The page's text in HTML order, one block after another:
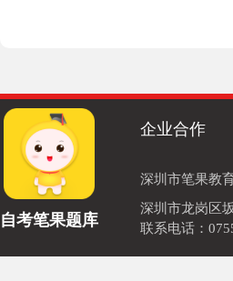
自考笔果题库
企业合作
深圳市笔果教
深圳市龙岗区
联系电话：